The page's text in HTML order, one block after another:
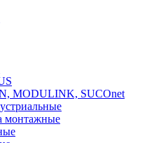
MODULINK, SUCOnet
монтажные